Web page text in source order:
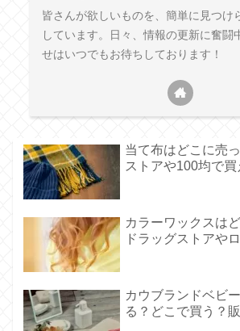
皆さんが欲しいものを、簡単に見つけ
しています。日々、情報の更新に奮闘
せはいつでもお待ちしております！
当て布はどこに売
ストアや100均で買
カラーワックスは
ドラッグストアや
カウブランドベビ
る？どこで買う？